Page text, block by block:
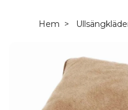
Hem